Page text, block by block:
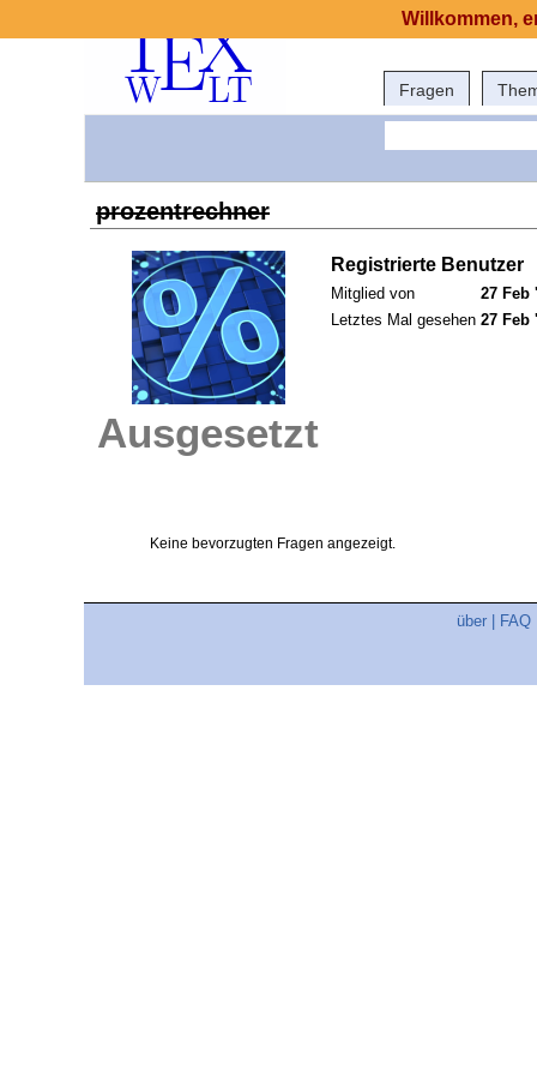
Fragen
prozentrechner
Ausgesetzt
Registrierte Benutzer
Mitglied von
27 Feb
Letztes Mal gesehen 27 Feb
Keine bevorzugten Fragen angezeigt.
über FAQ
Willkommen,